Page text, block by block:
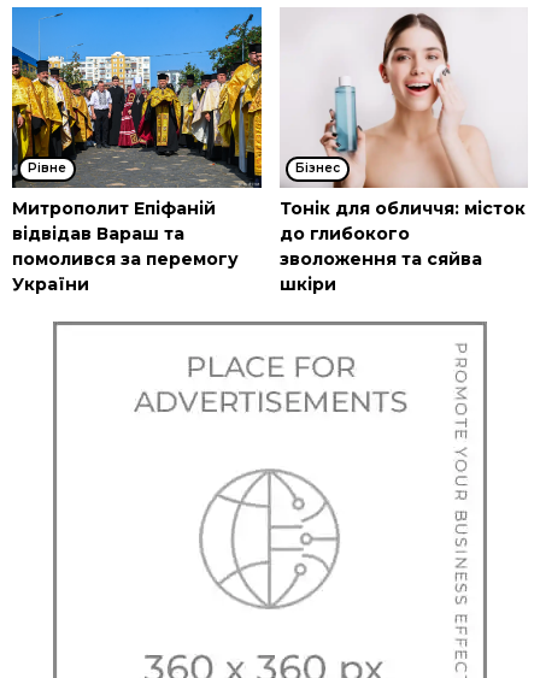
Рівне
Митрополит Епіфаній
відвідав Вараш та
помолився за перемогу
України
Бізнес
Тонік для обличчя: місток
до глибокого
зволоження та сяйва
шкіри